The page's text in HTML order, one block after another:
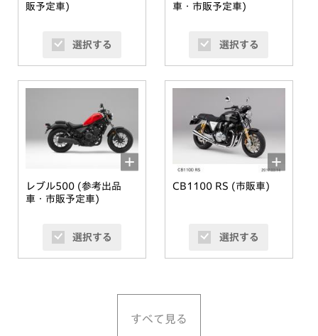
販予定車)
選択する
車・市販予定車)
選択する
レブル500 (参考出品
車・市販予定車)
選択する
CB1100 RS (市販車)
選択する
すべて見る